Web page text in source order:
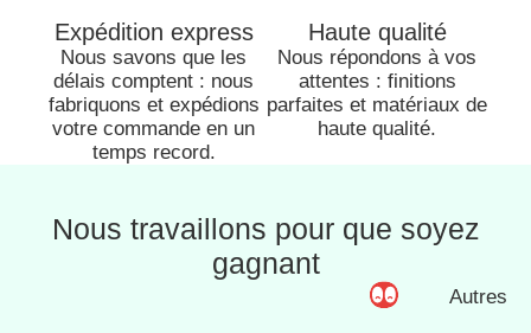
Expédition express
Nous savons que les
délais comptent : nous
fabriquons et expédions
votre commande en un
temps record.
Haute qualité
Nous répondons à vos
attentes : finitions
parfaites et matériaux de
haute qualité.
Nous travaillons pour que soyez
gagnant
Autres